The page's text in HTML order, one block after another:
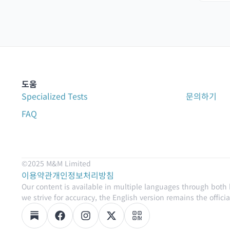
도움
Specialized Tests
문의하기
FAQ
©2025 M&M Limited
이용약관개인정보처리방침
Our content is available in multiple languages through
we strive for accuracy, the English version remains the